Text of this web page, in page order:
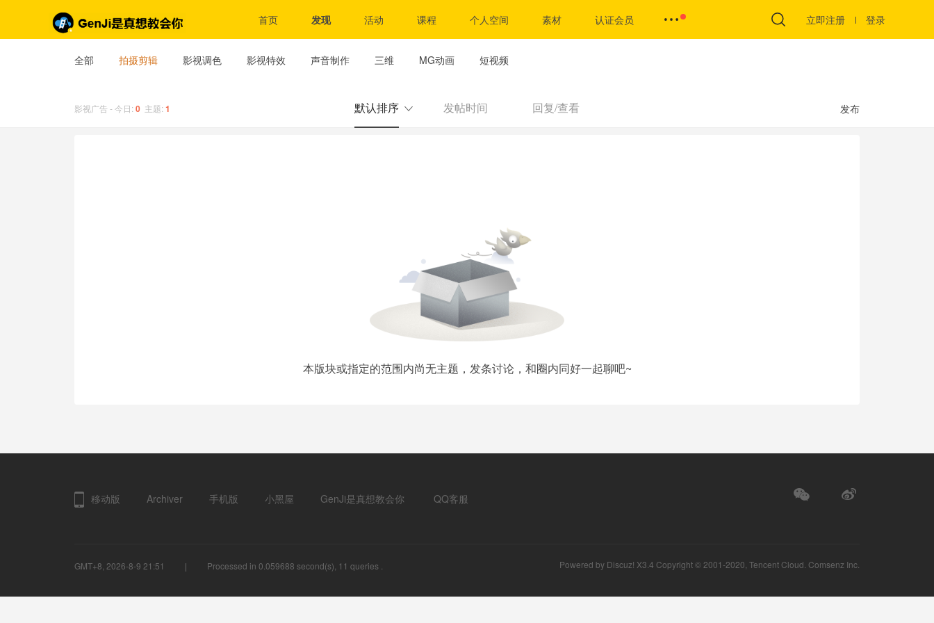
首页 发现 活动 课程 个人空间 素材 认证会员 立即注册 登录
全部 拍摄剪辑 影视调色 影视特效 声音制作 三维 MG动画 短视频
影视广告 - 今日: 0 主题: 1 默认排序 发帖时间 回复/查看 发布
本版块或指定的范围内尚无主题，发条讨论，和圈内同好一起聊吧~
移动版 Archiver 手机版 小黑屋 GenJi是真想教会你 QQ客服
GMT+8, 2026-8-9 21:51 Processed in 0.059688 second(s), 11 queries . Powered by Discuz! X3.4 Copyright © 2001-2020, Tencent Cloud. Comsenz Inc.